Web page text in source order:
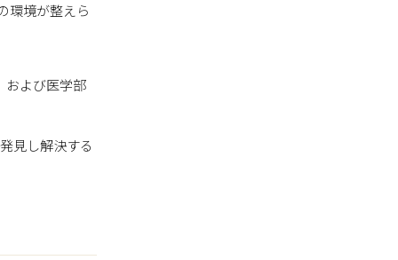
環境が整えら
および医学部
見し解決する